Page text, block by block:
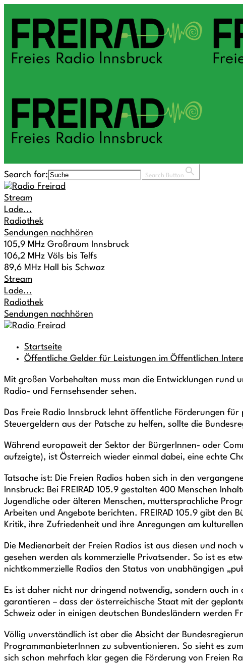
Search for: Search Button
Stream
Lade...
Radiothek
Sendungen nachhören
105,9 MHz Großraum Innsbruck
106,2 MHz Völs bis Telfs
89,6 MHz Hall bis Schwaz
Stream
Lade...
Radiothek
Sendungen nachhören
Startseite
Öffentliche Gelder für Leistungen im Öffentlichen
Mit großen Vorbehalten muss man die Entwicklungen rund
Radio- und Fernsehsender sehen.
Das Freie Radio Innsbruck lehnt öffentliche Förderungen
Steuergeldern aus der Patsche zu helfen, sollte die
Während europaweit der Sektor der BürgerInnen- oder
aufzeigte), ist Österreich wieder einmal dabei, eine echte
Tatsache ist: Die Freien Radios haben sich in den
Innsbruck: Bei FREIRAD 105.9 gestalten 400 Menschen
Jugendliche oder älteren Menschen, muttersprachliche
Arbeiten und Angebote berichten. FREIRAD 105.9 gibt den
Kritik, ihre Zufriedenheit und ihre Anregungen am
Die Medienarbeit der Freien Radios ist aus diesen und
gesehen werden als kommerzielle Privatsender. So ist es
nichtkommerzielle Radios den Status von unabhängigen
Es ist daher nicht nur dringend notwendig, sondern auch
garantieren – dass der österreichische Staat mit der
Schweiz oder in einigen deutschen Bundesländern
Völlig unverständlich ist aber die Absicht der
ProgrammanbieterInnen zu subventionieren. So sieht es
sich schon mehrfach klar gegen die Förderung von Freien